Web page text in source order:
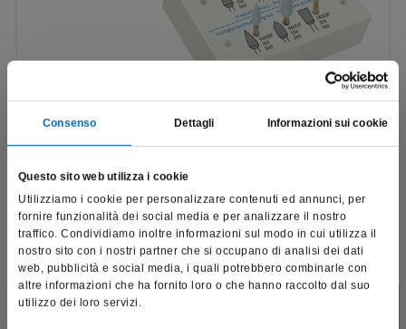
Consenso Dettagli Informazioni sui cookie
Questo sito web utilizza i cookie
Utilizziamo i cookie per personalizzare contenuti ed annunci, per
fornire funzionalità dei social media e per analizzare il nostro
traffico. Condividiamo inoltre informazioni sul modo in cui utilizza il
nostro sito con i nostri partner che si occupano di analisi dei dati
web, pubblicità e social media, i quali potrebbero combinarle con
altre informazioni che ha fornito loro o che hanno raccolto dal suo
utilizzo dei loro servizi.
Kit per lucidatura ceramiche 2 passaggi
4622
€126,87
Scopri di più